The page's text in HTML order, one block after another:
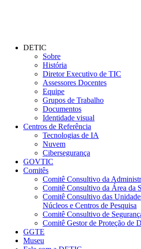
DETIC
Sobre
História
Diretor Executivo de TIC
Assessores Docentes
Equipe
Grupos de Trabalho
Documentos
Identidade visual
Centros de Referência
Tecnologias de IA
Nuvem
Cibersegurança
GOVTIC
Comitês
Comitê Consultivo da
Comitê Consultivo da Área da
Comitê Consultivo das
Núcleos e Centros de Pesquisa
Comitê Consultivo de
Comitê Gestor de Proteção de
GGTE
Museu